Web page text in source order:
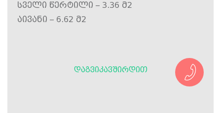
სველი წერტილი – 3.36 მ2
აივანი – 6.62 მ2
ᲓᲐᲒᲕᲘᲙᲐᲕᲨᲘᲠᲓᲘᲗ